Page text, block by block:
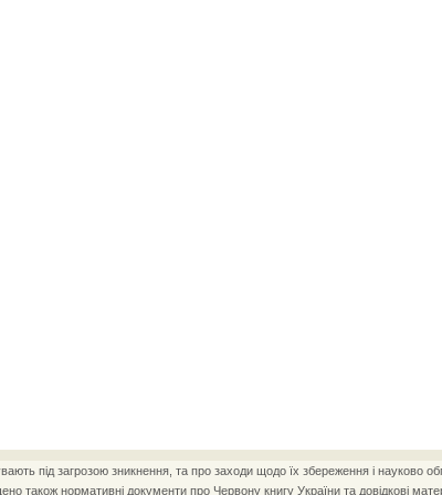
під загрозою зникнення, та про заходи щодо їх збереження і науково
також нормативні документи про Червону книгу України та довідкові